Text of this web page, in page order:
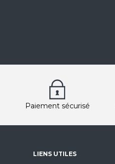
Paiement sécurisé
LIENS UTILES